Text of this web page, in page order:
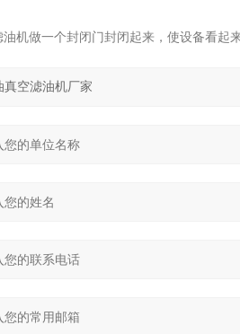
机做一个封闭门封闭起来，使设备看起